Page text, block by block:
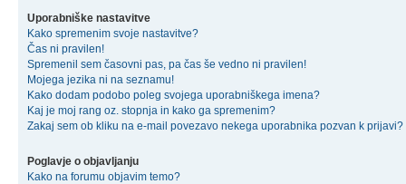
Uporabniške nastavitve
Kako spremenim svoje nastavitve?
Čas ni pravilen!
Spremenil sem časovni pas, pa čas še vedno ni pravilen!
Mojega jezika ni na seznamu!
Kako dodam podobo poleg svojega uporabniškega imena?
Kaj je moj rang oz. stopnja in kako ga spremenim?
Zakaj sem ob kliku na e-mail povezavo nekega uporabnika pozvan k prijavi?
Poglavje o objavljanju
Kako na forumu objavim temo?